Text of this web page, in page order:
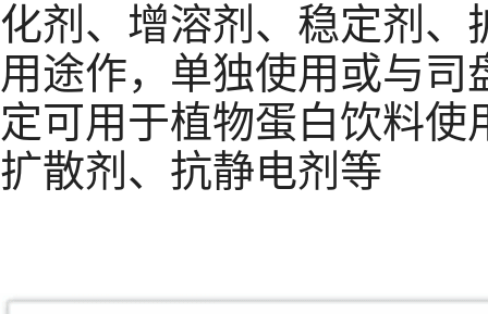
化剂、增溶剂、稳定剂、
用途作，单独使用或与
定可用于植物蛋白饮料
扩散剂、抗静电剂等